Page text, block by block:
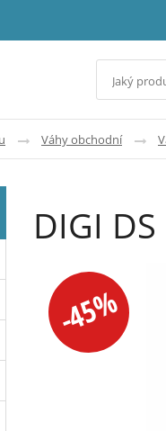
Váhy obchodní
DIGI
-45%